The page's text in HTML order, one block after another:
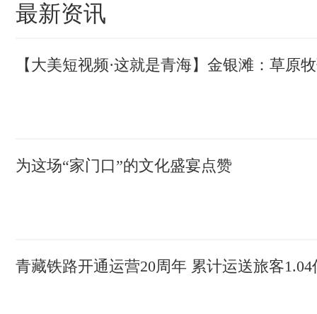
最新资讯
【大美短视频·这就是青海】金银滩：草原
为这场“家门口”的文化盛宴点赞
青藏铁路开通运营20周年 累计运送旅客1.04